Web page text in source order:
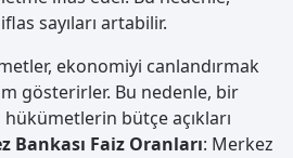
sayıları artabilir.
ekonomiyi canlandırmak
gösterirler. Bu nedenle, bir
bütçe açıkları
Bankası Faiz Oranları: Merkez